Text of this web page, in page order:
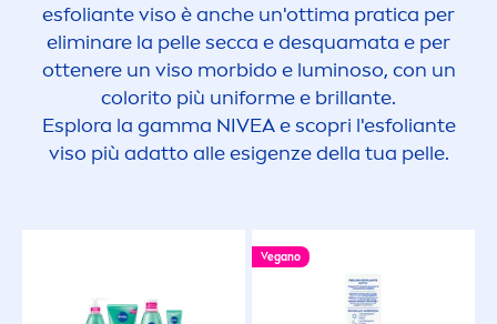
esfoliante viso è anche un'ottima pratica per
eliminare la pelle secca e desquamata e per
ottenere un viso morbido e luminoso, con un
colorito più uniforme e brillante.
Esplora la gamma NIVEAe scopri l'esfoliante
viso più adatto alle esigenze della tua pelle.
Vegano